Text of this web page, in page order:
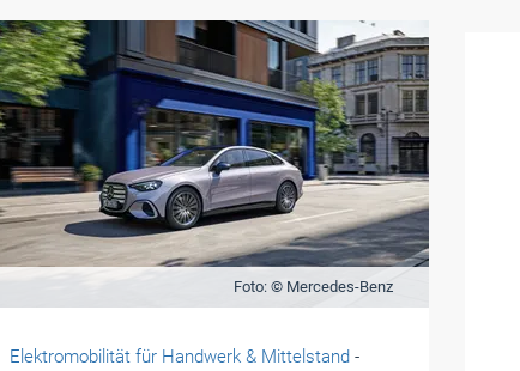
Foto: © Mercedes-Benz
Elektromobilität für Handwerk & Mittelstand -